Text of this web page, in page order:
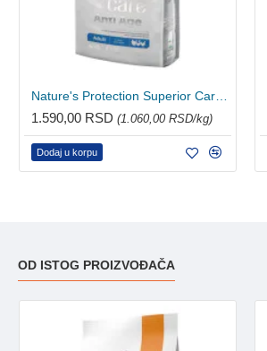
1.590,00 RSD (1.060,00 RSD/kg)
Dodaj u korpu
OD ISTOG PROIZVOĐAČA